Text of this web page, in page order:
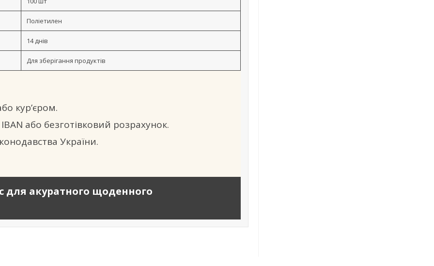
Поліетилен
14 днів
Для зберігання продуктів
кур’єром.
або безготівковий розрахунок.
України.
для акуратного щоденного